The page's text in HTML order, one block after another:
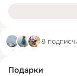
8
Подарки